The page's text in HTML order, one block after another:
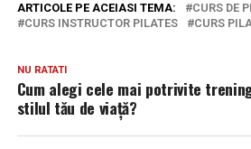
ARTICOLE PE ACEIASI TEMA:
CURS DE
CURS INSTRUCTOR PILATES
CURS
NU RATATI
Cum alegi cele mai potrivite
stilul tău de viață?